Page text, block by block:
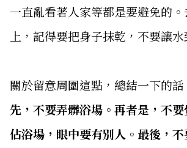
一直亂看著人家等都是要避免的
上，記得要把身子抹乾，不要讓水
關於留意周圍這點，總結一下的話
先，不要弄髒浴場。再者是，不
佔浴場，眼中要有別人。最後，